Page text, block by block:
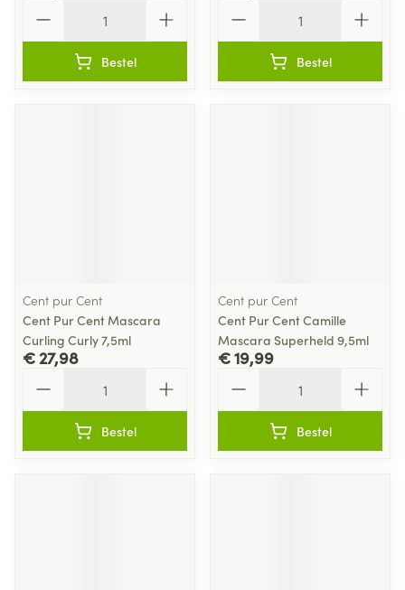
Bestel Bestel
Cent pur Cent
Cent Pur Cent Mascara
Curling Curly 7,5ml
€ 27,98
Bestel
Cent pur Cent
Cent Pur Cent Camille
Mascara Superheld 9,5ml
€ 19,99
Bestel